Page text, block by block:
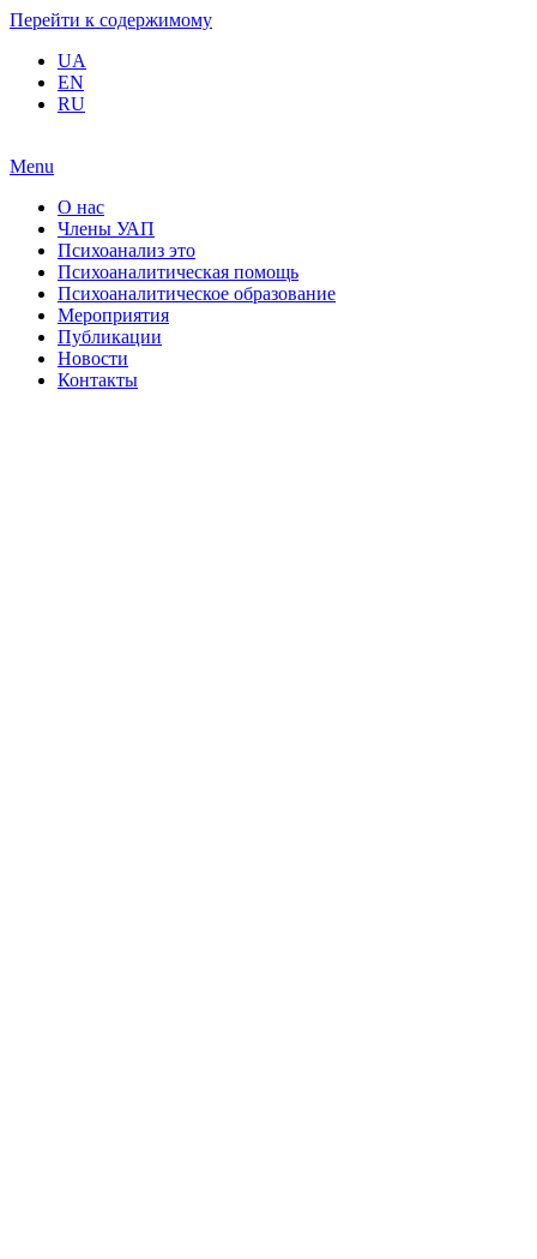
Перейти к содержимому
UA
EN
RU
Menu
О нас
Члены УАП
Психоанализ это
Психоаналитическая помощь
Психоаналитическое образование
Мероприятия
Публикации
Новости
Контакты